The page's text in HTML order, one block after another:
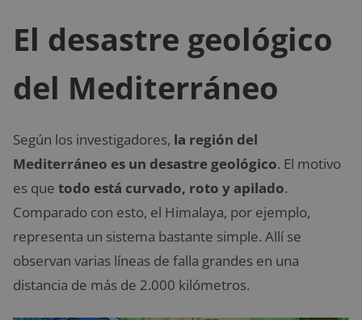
El desastre geológico
del Mediterráneo
Según los investigadores, la región del
Mediterráneo es un desastre geológico. El motivo
es que todo está curvado, roto y apilado.
Comparado con esto, el Himalaya, por ejemplo,
representa un sistema bastante simple. Allí se
observan varias líneas de falla grandes en una
distancia de más de 2.000 kilómetros.